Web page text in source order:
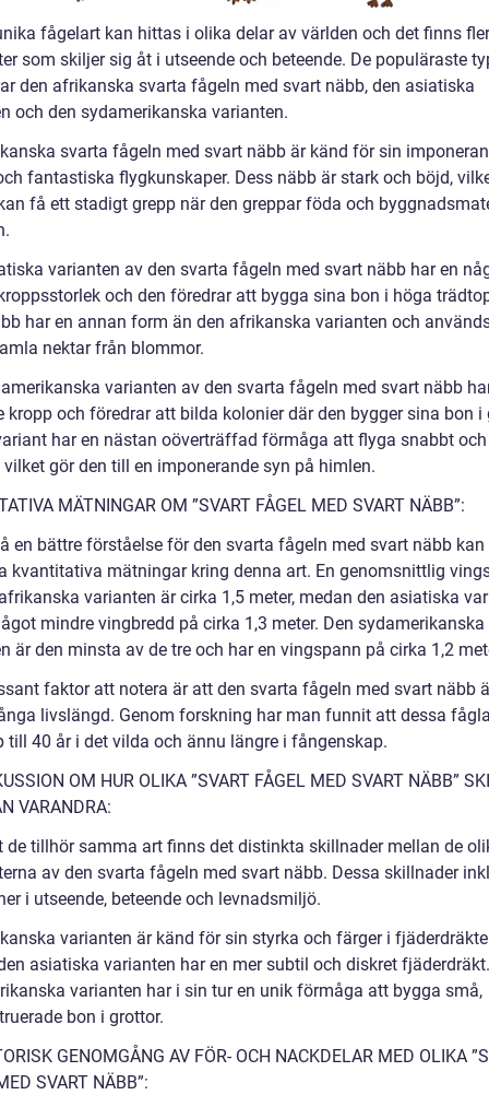
fågelart kan hittas i olika delar av världen och det finns
som skiljer sig åt i utseende och beteende. De populäraste
den afrikanska svarta fågeln med svart näbb, den asiatiska
och den sydamerikanska varianten.
svarta fågeln med svart näbb är känd för sin
fantastiska flygkunskaper. Dess näbb är stark och böjd,
få ett stadigt grepp när den greppar föda och
varianten av den svarta fågeln med svart näbb har en
och den föredrar att bygga sina bon i höga
har en annan form än den afrikanska varianten och
nektar från blommor.
varianten av den svarta fågeln med svart näbb
kropp och föredrar att bilda kolonier där den bygger sina bon i
har en nästan oöverträffad förmåga att flyga snabbt och
gör den till en imponerande syn på himlen.
MÄTNINGAR OM ”SVART FÅGEL MED SVART NÄBB”:
en bättre förståelse för den svarta fågeln med svart näbb
kvantitativa mätningar kring denna art. En genomsnittlig
varianten är cirka 1,5 meter, medan den asiatiska
mindre vingbredd på cirka 1,3 meter. Den sydamerikanska
är den minsta av de tre och har en vingspann på cirka 1,2
faktor att notera är att den svarta fågeln med svart näbb
livslängd. Genom forskning har man funnit att dessa
till 40 år i det vilda och ännu längre i fångenskap.
OM HUR OLIKA ”SVART FÅGEL MED SVART NÄBB”
VARANDRA:
de tillhör samma art finns det distinkta skillnader mellan de
av den svarta fågeln med svart näbb. Dessa skillnader
i utseende, beteende och levnadsmiljö.
varianten är känd för sin styrka och färger i
asiatiska varianten har en mer subtil och diskret
varianten har i sin tur en unik förmåga att bygga små,
bon i grottor.
GENOMGÅNG AV FÖR- OCH NACKDELAR MED OLIKA
SVART NÄBB”: